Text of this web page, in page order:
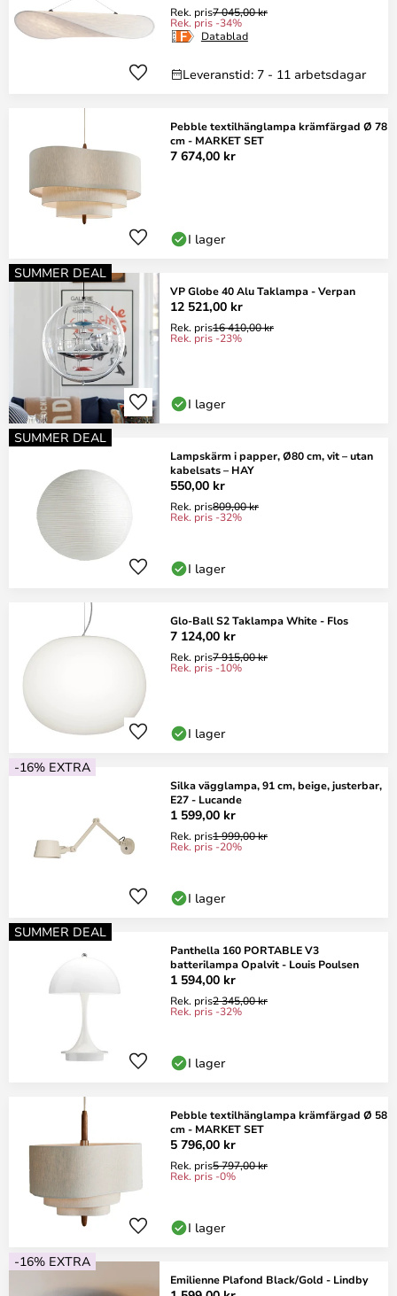
Rek. pris7 045,00 kr
Rek. pris -34%
Datablad
Leveranstid: 7 - 11 arbetsdagar
Pebble textilhänglampa krämfärgad Ø 78
cm - MARKET SET
7 674,00 kr
I lager
SUMMER DEAL
VP Globe 40 Alu Taklampa - Verpan
12 521,00 kr
Rek. pris16 410,00 kr
Rek. pris -23%
I lager
SUMMER DEAL
Lampskärm i papper, Ø80 cm, vit – utan
kabelsats – HAY
550,00 kr
Rek. pris809,00 kr
Rek. pris -32%
I lager
Glo-Ball S2 Taklampa White - Flos
7 124,00 kr
Rek. pris7 915,00 kr
Rek. pris -10%
I lager
-16% EXTRA
Silka vägglampa, 91 cm, beige, justerbar,
E27 - Lucande
1 599,00 kr
Rek. pris1 999,00 kr
Rek. pris -20%
I lager
SUMMER DEAL
Panthella 160 PORTABLE V3
batterilampa Opalvit - Louis Poulsen
1 594,00 kr
Rek. pris2 345,00 kr
Rek. pris -32%
I lager
Pebble textilhänglampa krämfärgad Ø 58
cm - MARKET SET
5 796,00 kr
Rek. pris5 797,00 kr
Rek. pris -0%
I lager
-16% EXTRA
Emilienne Plafond Black/Gold - Lindby